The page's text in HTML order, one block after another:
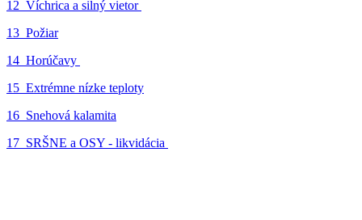
12_Víchrica a silný vietor
13_Požiar
14_Horúčavy
15_Extrémne nízke teploty
16_Snehová kalamita
17_SRŠNE a OSY - likvidácia